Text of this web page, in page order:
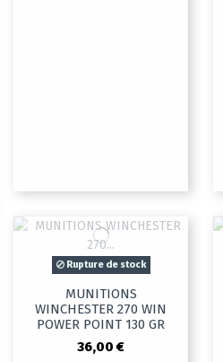
Rupture de stock
MUNITIONS
WINCHESTER 270 WIN
POWER POINT 130 GR
36,00 €